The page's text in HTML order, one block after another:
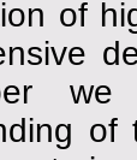
of
we
of